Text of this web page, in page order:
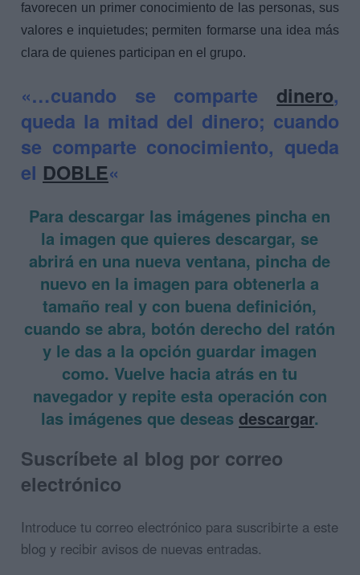
favorecen un primer conocimiento de las personas, sus
valores e inquietudes; permiten formarse una idea más
clara de quienes participan en el grupo.
«…cuando se comparte dinero,
queda la mitad del dinero; cuando
se comparte conocimiento, queda
el DOBLE«
Para descargar las imágenes pincha en
la imagen que quieres descargar, se
abrirá en una nueva ventana, pincha de
nuevo en la imagen para obtenerla a
tamaño real y con buena definición,
cuando se abra, botón derecho del ratón
y le das a la opción guardar imagen
como. Vuelve hacia atrás en tu
navegador y repite esta operación con
las imágenes que deseas descargar.
Suscríbete al blog por correo
electrónico
Introduce tu correo electrónico para suscribirte a este
blog y recibir avisos de nuevas entradas.